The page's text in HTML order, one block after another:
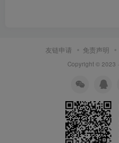
友链申请 免责声明
Copyright © 2023 ·